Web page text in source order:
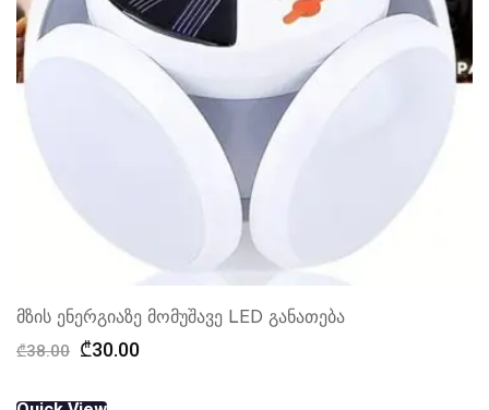
მზის ენერგიაზე მომუშავე LED განათება
₾38.00 Original
was:
₾30.00Current